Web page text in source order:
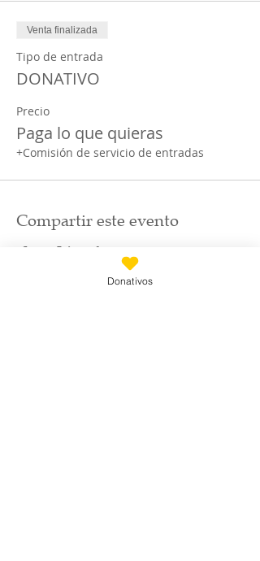
Venta finalizada
Tipo de entrada
DONATIVO
Precio
Paga lo que quieras
+Comisión de servicio de entradas
Compartir este evento
Donativos